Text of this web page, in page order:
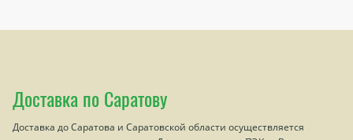
Доставка по Саратову
Доставка до Саратова и Саратовской области осуществляется